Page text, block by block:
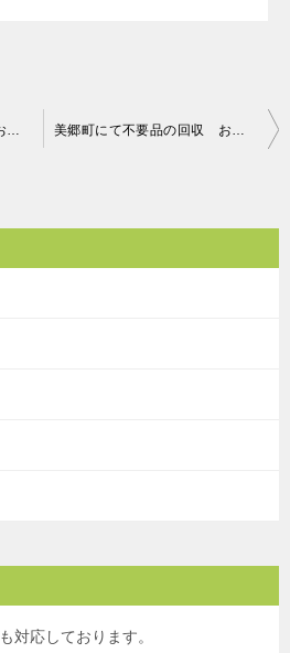
秋田市にて廃品回収処分 お客様の声 美郷町にて不要品の回収 お客様の声
も対応しております。